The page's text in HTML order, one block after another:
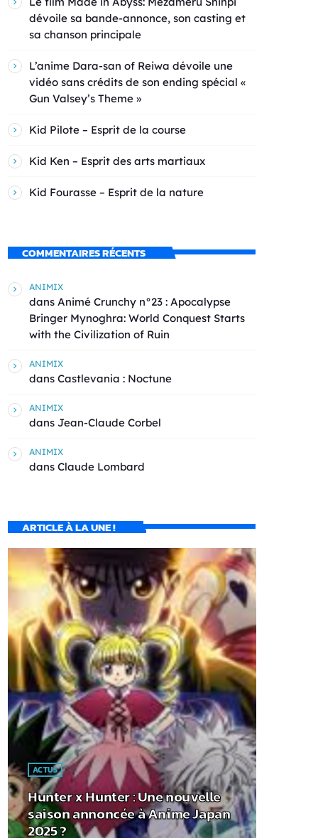
dévoile sa bande-annonce, son casting et
sa chanson principale
L’anime Dara-san of Reiwa dévoile une
vidéo sans crédits de son ending spécial «
Gun Valsey’s Theme »
Kid Pilote – Esprit de la course
Kid Ken – Esprit des arts martiaux
Kid Fourasse – Esprit de la nature
COMMENTAIRES RÉCENTS
ANIMIX
dans Animé Crunchy n°23 : Apocalypse
Bringer Mynoghra: World Conquest Starts
with the Civilization of Ruin
ANIMIX
dans Castlevania : Noctune
ANIMIX
dans Jean-Claude Corbel
ANIMIX
dans Claude Lombard
ARTICLE À LA UNE !
ACTUS
Hunter x Hunter : Une nouvelle
saison annoncée à Anime Japan
2025 ?